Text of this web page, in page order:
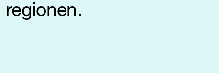
regionen.